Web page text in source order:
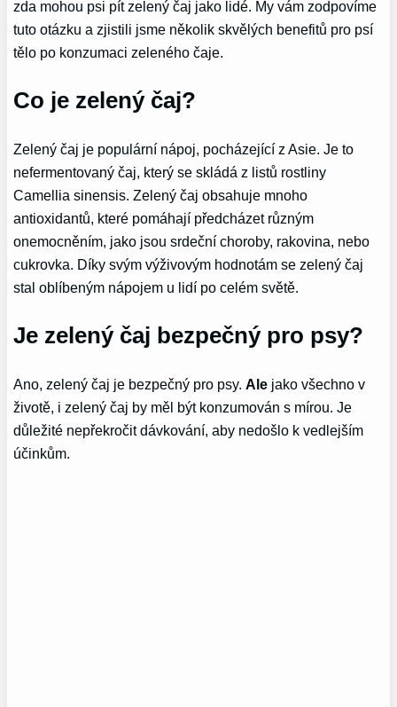
zda mohou psi pít zelený čaj jako lidé. My vám zodpovíme
tuto otázku a zjistili jsme několik skvělých benefitů pro psí
tělo po konzumaci zeleného čaje.
Co je zelený čaj?
Zelený čaj je populární nápoj, pocházející z Asie. Je to
nefermentovaný čaj, který se skládá z listů rostliny
Camellia sinensis. Zelený čaj obsahuje mnoho
antioxidantů, které pomáhají předcházet různým
onemocněním, jako jsou srdeční choroby, rakovina, nebo
cukrovka. Díky svým výživovým hodnotám se zelený čaj
stal oblíbeným nápojem u lidí po celém světě.
Je zelený čaj bezpečný pro psy?
Ano, zelený čaj je bezpečný pro psy. Ale jako všechno v
životě, i zelený čaj by měl být konzumován s mírou. Je
důležité nepřekročit dávkování, aby nedošlo k vedlejším
účinkům.